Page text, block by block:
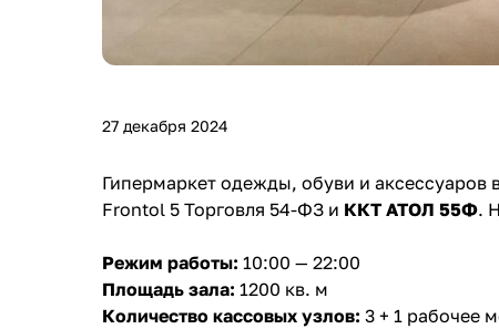
27 декабря 2024
Гипермаркет одежды, обуви и
Frontol 5 Торговля 54-ФЗ и ККТ АТОЛ 55Ф.
Режим работы: 10:00 — 22:00
Площадь зала: 1200 кв. м
Количество кассовых узлов: 3 + 1 рабочее